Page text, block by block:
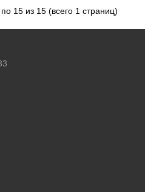
15 из 15 (всего 1 страниц)